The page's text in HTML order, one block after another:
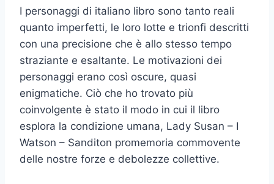
I personaggi di italiano libro sono tanto reali
quanto imperfetti, le loro lotte e trionfi descritti
con una precisione che è allo stesso tempo
straziante e esaltante. Le motivazioni dei
personaggi erano così oscure, quasi
enigmatiche. Ciò che ho trovato più
coinvolgente è stato il modo in cui il libro
esplora la condizione umana, Lady Susan – I
Watson – Sanditon promemoria commovente
delle nostre forze e debolezze collettive.